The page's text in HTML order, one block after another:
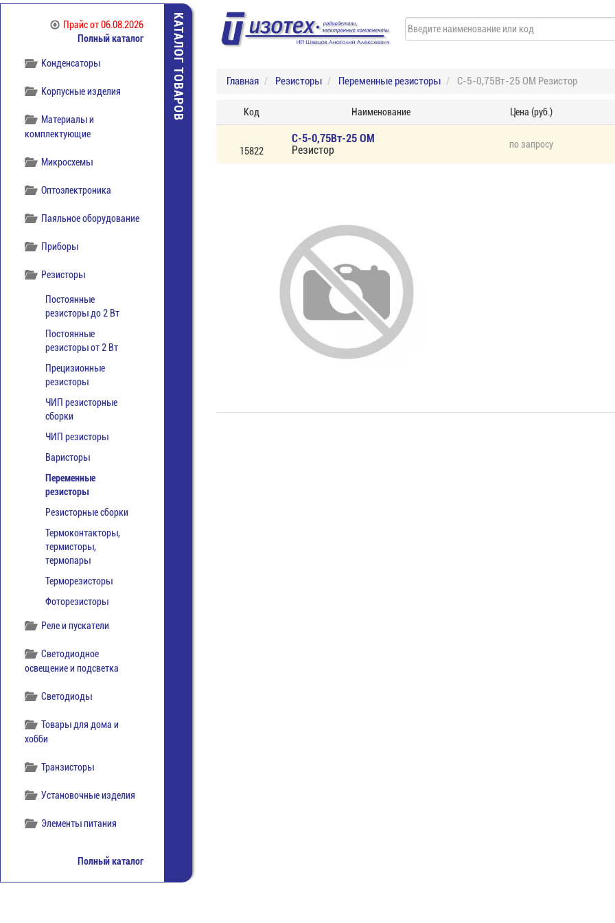
Прайсот 06.08.2026
Полный каталог
Компоненты
беспроводной связи
Конденсаторы
Корпусные изделия
Материалы и
комплектующие
Микросхемы
Оптоэлектроника
Паяльное оборудование
Приборы
Резисторы
Постоянные
резисторы до 2 Вт
Постоянные
резисторы от 2 Вт
Прецизионные
резисторы
ЧИП резисторные
сборки
ЧИП резисторы
Варисторы
Переменные
резисторы
Резисторные сборки
Термоконтакторы,
термисторы,
термопары
Терморезисторы
Фоторезисторы
Реле и пускатели
Светодиодное
освещение и подсветка
Светодиоды
Товары для дома и
хобби
Транзисторы
Установочные изделия
Элементы питания
Полный каталог
КАТАЛОГ ТОВАРОВ Главная Резисторы Переменные резисторы С-5-0,75Вт-25 ОМ Резистор
Код Наименование Цена (руб.)
15822
С-5-0,75Вт-25 ОМ
Резистор
по запросу